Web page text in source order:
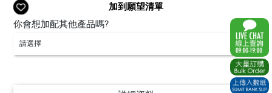
加到願望清單
你會想加配其他產品嗎?
請選擇